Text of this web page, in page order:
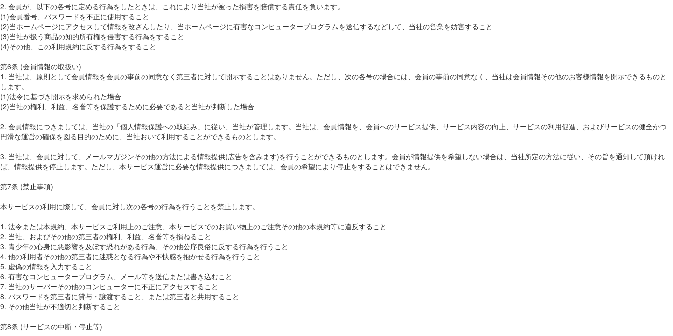
2. 会員が、以下の各号に定める行為をしたときは、これにより当社が被った損害を賠償する責任を負います。
(1)会員番号、パスワードを不正に使用すること
(2)当ホームページにアクセスして情報を改ざんしたり、当ホームページに有害なコンピュータープログラムを送信するなどして、当社の営業を妨害すること
(3)当社が扱う商品の知的所有権を侵害する行為をすること
(4)その他、この利用規約に反する行為をすること
第6条 (会員情報の取扱い)
1. 当社は、原則として会員情報を会員の事前の同意なく第三者に対して開示することはありません。ただし、次の各号の場合には、会員の事前の同意なく、当社は会員情報その他のお客様情報を開示できるものと
します。
(1)法令に基づき開示を求められた場合
(2)当社の権利、利益、名誉等を保護するために必要であると当社が判断した場合
2. 会員情報につきましては、当社の「個人情報保護への取組み」に従い、当社が管理します。当社は、会員情報を、会員へのサービス提供、サービス内容の向上、サービスの利用促進、およびサービスの健全かつ
円滑な運営の確保を図る目的のために、当社おいて利用することができるものとします。
3. 当社は、会員に対して、メールマガジンその他の方法による情報提供(広告を含みます)を行うことができるものとします。会員が情報提供を希望しない場合は、当社所定の方法に従い、その旨を通知して頂けれ
ば、情報提供を停止します。ただし、本サービス運営に必要な情報提供につきましては、会員の希望により停止をすることはできません。
第7条 (禁止事項)
本サービスの利用に際して、会員に対し次の各号の行為を行うことを禁止します。
1. 法令または本規約、本サービスご利用上のご注意、本サービスでのお買い物上のご注意その他の本規約等に違反すること
2. 当社、およびその他の第三者の権利、利益、名誉等を損ねること
3. 青少年の心身に悪影響を及ぼす恐れがある行為、その他公序良俗に反する行為を行うこと
4. 他の利用者その他の第三者に迷惑となる行為や不快感を抱かせる行為を行うこと
5. 虚偽の情報を入力すること
6. 有害なコンピュータープログラム、メール等を送信または書き込むこと
7. 当社のサーバーその他のコンピューターに不正にアクセスすること
8. パスワードを第三者に貸与・譲渡すること、または第三者と共用すること
9. その他当社が不適切と判断すること
第8条 (サービスの中断・停止等)